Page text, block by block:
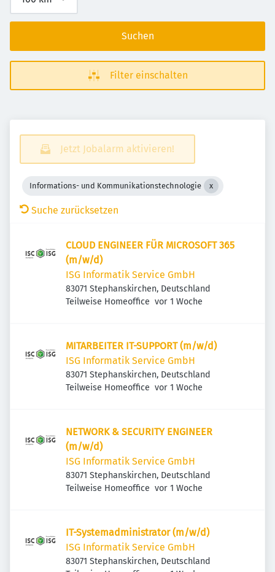
Suchen
Filter einschalten
Jetzt Jobalarm aktivieren!
Informations- und Kommunikationstechnologie
Suche zurücksetzen
CLOUD ENGINEER FÜR MICROSOFT 365
(m/w/d)
ISG Informatik Service GmbH
83071 Stephanskirchen, Deutschland
Teilweise Homeoffice Veröffentlicht
vor 1 Woche
MITARBEITER IT-SUPPORT (m/w/d)
ISG Informatik Service GmbH
83071 Stephanskirchen, Deutschland
Teilweise Homeoffice Veröffentlicht
vor 1 Woche
NETWORK & SECURITY ENGINEER
(m/w/d)
ISG Informatik Service GmbH
83071 Stephanskirchen, Deutschland
Teilweise Homeoffice Veröffentlicht
vor 1 Woche
IT-Systemadministrator (m/w/d)
ISG Informatik Service GmbH
83071 Stephanskirchen, Deutschland